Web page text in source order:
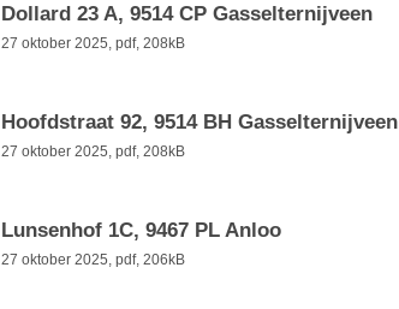
Dollard 23 A, 9514 CP Gasselternijveen
27 oktober 2025, pdf, 208kB
Hoofdstraat 92, 9514 BH Gasselternijveen
27 oktober 2025, pdf, 208kB
Lunsenhof 1C, 9467 PL Anloo
27 oktober 2025, pdf, 206kB